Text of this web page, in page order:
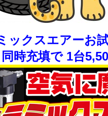
ックスエアーお
時充填で 1台